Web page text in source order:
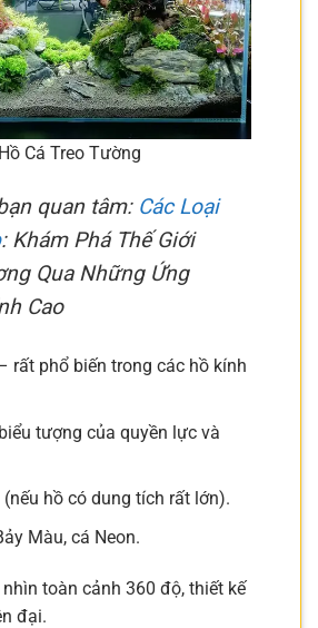
Hồ Cá Treo Tường
quan tâm: Các Loại
: Khám Phá Thế Giới
Qua Những Ứng
Cao
rất phổ biến trong các hồ kính
tượng của quyền lực và
(nếu hồ có dung tích rất lớn).
Màu, cá Neon.
toàn cảnh 360 độ, thiết kế
đại.